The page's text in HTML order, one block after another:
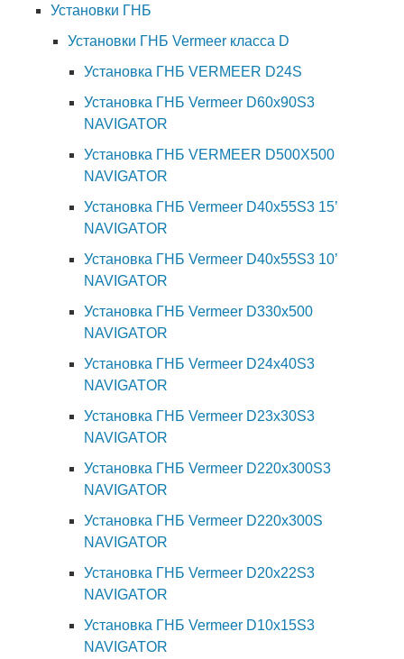
Установки ГНБ
Установки ГНБ Vermeer класса D
Установка ГНБ VERMEER D24S
Установка ГНБ Vermeer D60x90S3
NAVIGATOR
Установка ГНБ VERMEER D500X500
NAVIGATOR
Установка ГНБ Vermeer D40x55S3 15’
NAVIGATOR
Установка ГНБ Vermeer D40x55S3 10’
NAVIGATOR
Установка ГНБ Vermeer D330x500
NAVIGATOR
Установка ГНБ Vermeer D24x40S3
NAVIGATOR
Установка ГНБ Vermeer D23x30S3
NAVIGATOR
Установка ГНБ Vermeer D220x300S3
NAVIGATOR
Установка ГНБ Vermeer D220x300S
NAVIGATOR
Установка ГНБ Vermeer D20x22S3
NAVIGATOR
Установка ГНБ Vermeer D10x15S3
NAVIGATOR